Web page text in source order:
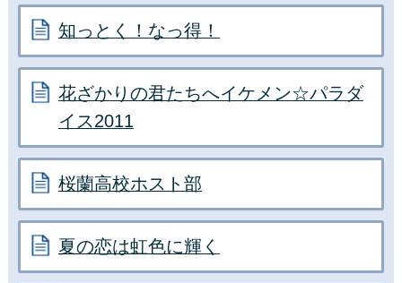
知っとく！なっ得！
花ざかりの君たちへイケメン☆パラダ
イス2011
桜蘭高校ホスト部
夏の恋は虹色に輝く